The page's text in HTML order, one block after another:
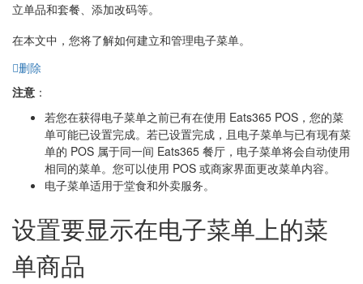
立单品和套餐、添加改码等。
在本文中，您将了解如何建立和管理电子菜单。
删除
注意 ：
若您在获得电子菜单之前已有在使用 Eats365 POS，您的菜
单可能已设置完成。若已设置完成，且电子菜单与已有现有菜
单的 POS 属于同一间 Eats365 餐厅，电子菜单将会自动使用
相同的菜单。您可以使用 POS 或商家界面更改菜单内容。
电子菜单适用于堂食和外卖服务。
设置要显示在电子菜单上的菜
单商品